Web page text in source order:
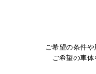
ご希望の条件や
ご希望の車体